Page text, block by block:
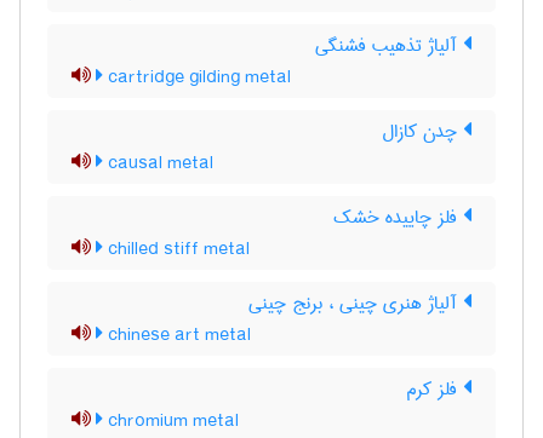
آلیاژ تذهیب فشنگی
cartridge gilding metal
چدن کازال
causal metal
فلز چاییده خشک
chilled stiff metal
آلیاژ هنری چینی ، برنج چینی
chinese art metal
فلز کرم
chromium metal